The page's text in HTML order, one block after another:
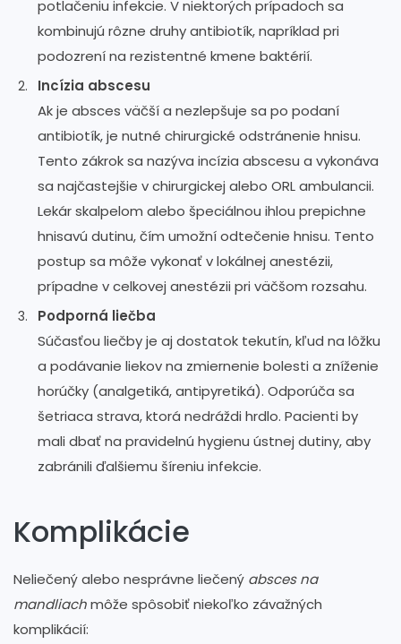
potlačeniu infekcie. V niektorých prípadoch sa
kombinujú rôzne druhy antibiotík, napríklad pri
podozrení na rezistentné kmene baktérií.
Incízia abscesu
Ak je absces väčší a nezlepšuje sa po podaní
antibiotík, je nutné chirurgické odstránenie hnisu.
Tento zákrok sa nazýva incízia abscesu a vykonáva
sa najčastejšie v chirurgickej alebo ORL ambulancii.
Lekár skalpelom alebo špeciálnou ihlou prepichne
hnisavú dutinu, čím umožní odtečenie hnisu. Tento
postup sa môže vykonať v lokálnej anestézii,
prípadne v celkovej anestézii pri väčšom rozsahu.
Podporná liečba
Súčasťou liečby je aj dostatok tekutín, kľud na lôžku
a podávanie liekov na zmiernenie bolesti a zníženie
horúčky (analgetiká, antipyretiká). Odporúča sa
šetriaca strava, ktorá nedráždi hrdlo. Pacienti by
mali dbať na pravidelnú hygienu ústnej dutiny, aby
zabránili ďalšiemu šíreniu infekcie.
Komplikácie
Neliečený alebo nesprávne liečený absces na
mandliachmôže spôsobiť niekoľko závažných
komplikácií: